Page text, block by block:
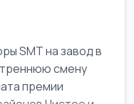
SMT на завод в
смену
премии